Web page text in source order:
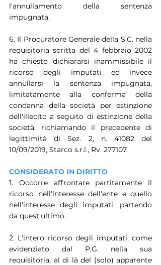
l'annullamento della sentenza
impugnata.
6. Il Procuratore Generale della S.C. nella
requisitoria scritta del 4 febbraio 2002
ha chiesto dichiararsi inammissibile il
ricorso degli imputati ed invece
annullarsi la sentenza impugnata,
limitatamente alla conferma della
condanna della società per estinzione
dell'illecito a seguito di estinzione della
società, richiamando il precedente di
legittimità di Sez. 2, n. 41082 del
10/09/2019, Starco s.r.l., Rv. 277107.
CONSIDERATO IN DIRITTO
1. Occorre affrontare partitamente il
ricorso nell'interesse dell'ente e quello
nell'interesse degli imputati, partendo
da quest'ultimo.
2. L'intero ricorso degli imputati, come
evidenziato dal P.G. nella sua
requisitoria, al di là del (solo) apparente